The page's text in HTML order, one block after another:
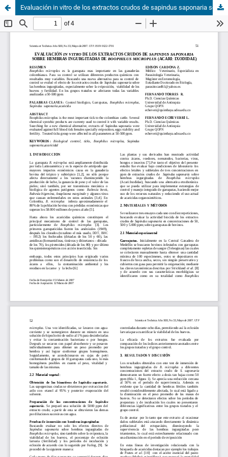
Evaluación in vitro de los extractos crudos de sapindus saponaria sobre hembras ingurgitadas de boophilus microplus (acari: ixodidae)